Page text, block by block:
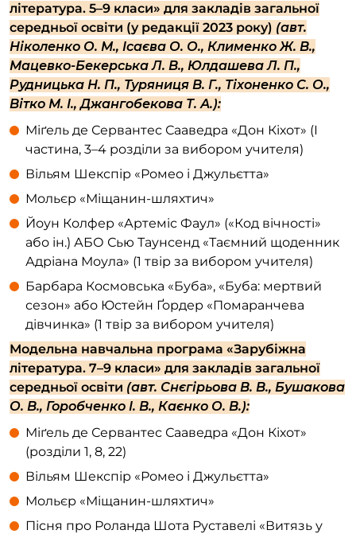
література. 5–9 класи» для закладів загальної
середньої освіти (у редакції 2023 року) (авт.
Ніколенко О. М., Ісаєва О. О., Клименко Ж. В.,
Мацевко-Бекерська Л. В., Юлдашева Л. П.,
Рудницька Н. П., Туряниця В. Г., Тіхоненко С. О.,
Вітко М. І., Джангобекова Т. А.):
Міґель де Сервантес Сааведра «Дон Кіхот» (І
частина, 3–4 розділи за вибором учителя)
Вільям Шекспір «Ромео і Джульєтта»
Мольєр «Міщанин-шляхтич»
Йоун Колфер «Артеміс Фаул» («Код вічності»
або ін.) АБО Сью Таунсенд «Таємний щоденник
Адріана Моула» (1 твір за вибором учителя)
Барбара Космовська «Буба», «Буба: мертвий
сезон» або Юстейн Ґордер «Помаранчева
дівчинка» (1 твір за вибором учителя)
Модельна навчальна програма «Зарубіжна
література. 7–9 класи» для закладів загальної
середньої освіти (авт. Снєгірьова В. В., Бушакова
О. В., Горобченко І. В., Каєнко О. В.):
Міґель де Сервантес Сааведра «Дон Кіхот»
(розділи 1, 8, 22)
Вільям Шекспір «Ромео і Джульєтта»
Мольєр «Міщанин-шляхтич»
Пісня про Роланда Шота Руставелі «Витязь у